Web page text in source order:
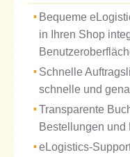
Bequeme
in Ihren Shop
Schnelle
schnelle und
Transparente
Bestellungen und
eLogistics-